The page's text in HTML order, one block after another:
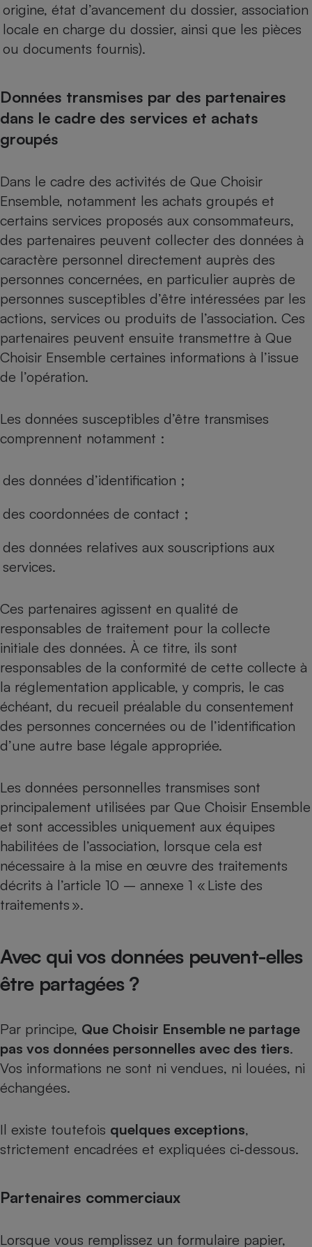
origine, état d’avancement du dossier, association
locale en charge du dossier, ainsi que les pièces
ou documents fournis).
Données transmises par des partenaires
dans le cadre des services et achats
groupés
Dans le cadre des activités de Que Choisir
Ensemble, notamment les achats groupés et
certains services proposés aux consommateurs,
des partenaires peuvent collecter des données à
caractère personnel directement auprès des
personnes concernées, en particulier auprès de
personnes susceptibles d’être intéressées par les
actions, services ou produits de l’association. Ces
partenaires peuvent ensuite transmettre à Que
Choisir Ensemble certaines informations à l’issue
de l’opération.
Les données susceptibles d’être transmises
comprennent notamment :
des données d’identification ;
des coordonnées de contact ;
des données relatives aux souscriptions aux
services.
Ces partenaires agissent en qualité de
responsables de traitement pour la collecte
initiale des données. À ce titre, ils sont
responsables de la conformité de cette collecte à
la réglementation applicable, y compris, le cas
échéant, du recueil préalable du consentement
des personnes concernées ou de l’identification
d’une autre base légale appropriée.
Les données personnelles transmises sont
principalement utilisées par Que Choisir Ensemble
et sont accessibles uniquement aux équipes
habilitées de l’association, lorsque cela est
nécessaire à la mise en œuvre des traitements
décrits à l’article 10 – annexe 1 « Liste des
traitements ».
Avec qui vos données peuvent-elles
être partagées ?
Par principe, Que Choisir Ensemble ne partage
pas vos données personnelles avec des tiers.
Vos informations ne sont ni vendues, ni louées, ni
échangées.
Il existe toutefois quelques exceptions,
strictement encadrées et expliquées ci‑dessous.
Partenaires commerciaux
Lorsque vous remplissez un formulaire papier,